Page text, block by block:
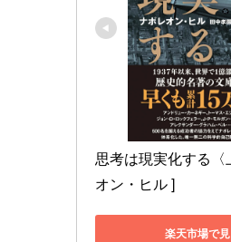
思考は現実化する〈
オン・ヒル ]
楽天市場で